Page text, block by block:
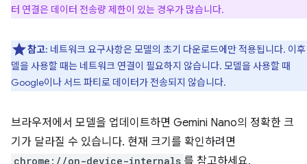
터 연결은 데이터 전송량 제한이 있는 경우가 많습니다.
참고: 네트워크 요구사항은 모델의 초기 다운로드에만 적용됩니다. 이
델을 사용할 때는 네트워크 연결이 필요하지 않습니다. 모델을 사용할 때
Google이나 서드 파티로 데이터가 전송되지 않습니다.
브라우저에서 모델을 업데이트하면 Gemini Nano의 정확한 크
기가 달라질 수 있습니다. 현재 크기를 확인하려면
chrome://on-device-internals 를 참고하세요.